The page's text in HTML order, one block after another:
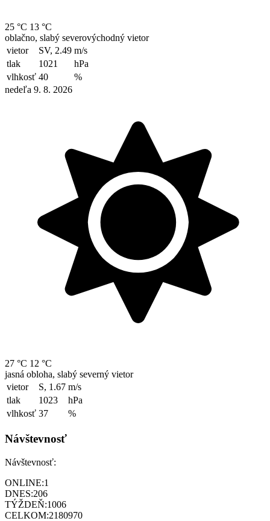
25 °C 13 °C
oblačno, slabý severovýchodný vietor
vietor
SV, 2.49 m/s
tlak
1021
hPa
vlhkosť 40
%
nedeľa 9. 8. 2026
27 °C 12 °C
jasná obloha, slabý severný vietor
vietor
S, 1.67 m/s
tlak
1023
hPa
vlhkosť 37 %
Návštevnosť
Návštevnosť:
ONLINE:1
DNES:206
TÝŽDEŇ:1006
CELKOM:2180970